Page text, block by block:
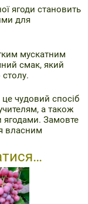
ягоди становить
для
мускатним
смак, який
це чудовий спосіб
а також
Замовте
власним